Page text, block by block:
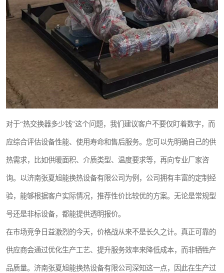
对于“热交换器多少钱”这个问题，我们建议客户不要仅盯着数字，而
应综合评估设备性能、使用寿命和售后服务。您可以先明确自己的供
热需求，比如供暖面积、介质类型、温度要求等，再向专业厂家咨
询。以济南张夏旭能换热设备有限公司为例，公司拥有丰富的定制经
验，能够根据客户实际情况，推荐性价比较优的方案。无论是常规型
号还是非标设备，都能提供透明报价。
在市场竞争日益激烈的今天，价格战从来不是长久之计。真正可靠的
供应商会通过优化生产工艺、提升服务效率来降低成本，而非牺牲产
品质量。济南张夏旭能换热设备有限公司深知这一点，因此在生产过